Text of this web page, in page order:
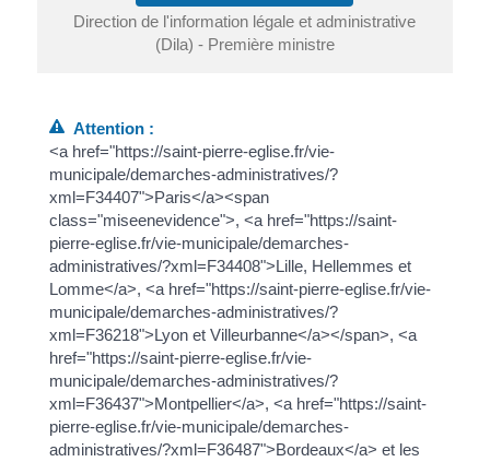
Direction de l'information légale et administrative
(Dila) - Première ministre
Attention :
<a href="https://saint-pierre-eglise.fr/vie-
municipale/demarches-administratives/?
xml=F34407">Paris</a><span
class="miseenevidence">, <a href="https://saint-
pierre-eglise.fr/vie-municipale/demarches-
administratives/?xml=F34408">Lille, Hellemmes et
Lomme</a>, <a href="https://saint-pierre-eglise.fr/vie-
municipale/demarches-administratives/?
xml=F36218">Lyon et Villeurbanne</a></span>, <a
href="https://saint-pierre-eglise.fr/vie-
municipale/demarches-administratives/?
xml=F36437">Montpellier</a>, <a href="https://saint-
pierre-eglise.fr/vie-municipale/demarches-
administratives/?xml=F36487">Bordeaux</a> et les